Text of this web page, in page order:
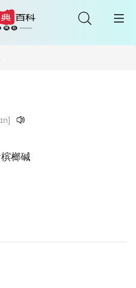
榔碱